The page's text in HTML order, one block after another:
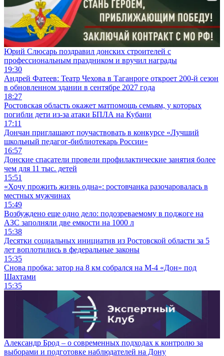
Юрий Слюсарь поздравил донских строителей с
профессиональным праздником и вручил награды
19:30
Андрей Фатеев: Театр Чехова в Таганроге откроет 200-й сезон
в обновленном здании в сентябре 2027 года
18:27
Ростовская область окажет матпомощь семьям, у которых
погибли дети из-за атаки БПЛА на Кубани
17:11
Дончан приглашают поучаствовать в конкурсе «Лучший
школьный педагог-библиотекарь России»
16:57
Донские спасатели провели профилактические занятия более
чем для 11 тыс. детей
15:51
«Хочу прожить жизнь одна»: ростовчанка разочаровалась в
местных мужчинах
15:49
Возбуждено еще одно дело: подозреваемому в поджоге на
АЗС заполняли две емкости на 1000 л
15:38
Десятки социальных инициатив из Ростовской области за 5
лет воплотились в федеральные законы
15:35
Снова пробка: затор на 8 км собрался на М-4 «Дон» под
Шахтами
15:35
Александр Брод – о современных подходах к контролю за
выборами и подготовке наблюдателей на Дону